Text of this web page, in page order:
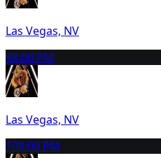
Las Vegas, NV
98:00 PM
Las Vegas, NV
108:00 PM